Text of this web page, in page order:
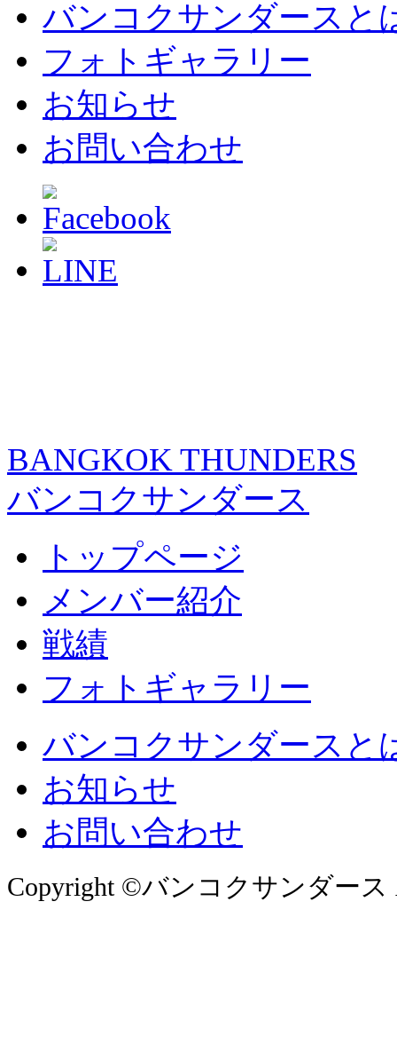
バンコクサンダースと
フォトギャラリー
お知らせ
お問い合わせ
BANGKOK THUNDERS
バンコクサンダース
トップページ
メンバー紹介
戦績
フォトギャラリー
バンコクサンダースと
お知らせ
お問い合わせ
Copyright ©バンコクサンダース